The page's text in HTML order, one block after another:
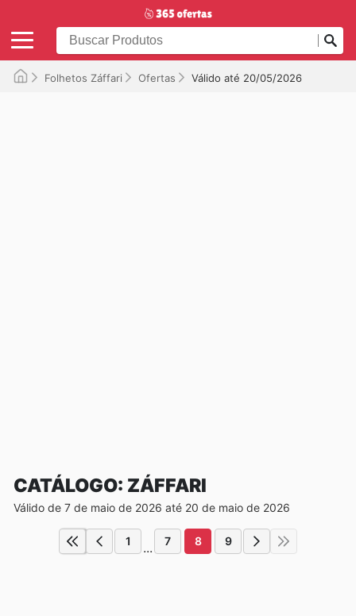
Folhetos Záffari Ofertas Válido até 20/05/2026
CATÁLOGO: ZÁFFARI
Válido de 7 de maio de 2026 até 20 de maio de 2026
1 ... 7 8 9